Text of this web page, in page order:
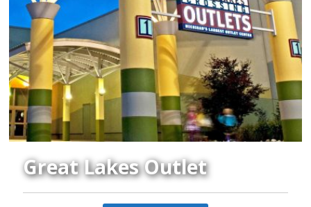
Great Lakes Outlet